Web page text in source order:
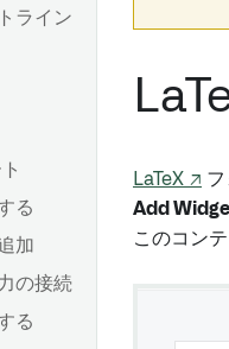
する
ブルを
変換
次
ンを提
アクセ
ライン
る
加
の接続
る
LaTeX ↗
Add
このコン